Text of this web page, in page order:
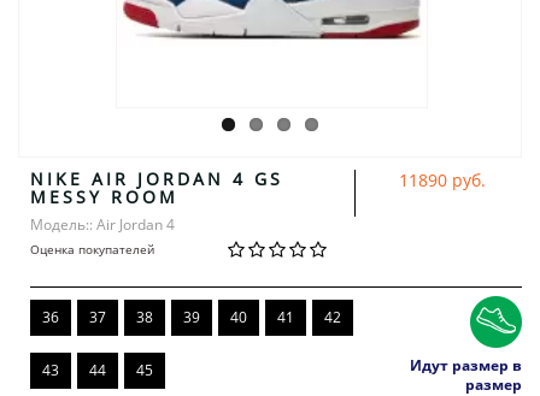
NIKE AIR JORDAN 4 GS
MESSY ROOM
Модель:: Air Jordan 4
Оценка покупателей
11890 руб.
36 37 38 39 40 41 42
43 44 45
Идут размер в
размер